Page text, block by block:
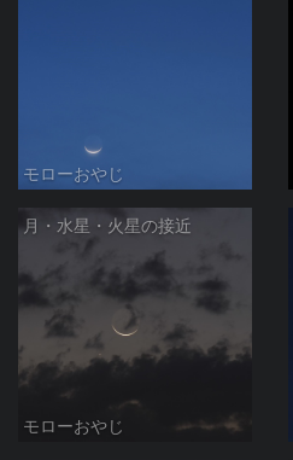
モローおやじ
月・水星・火星の接近
モローおやじ